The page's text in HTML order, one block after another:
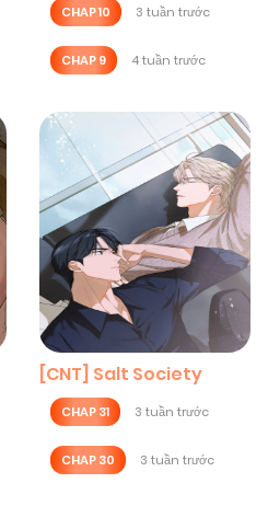
CHAP 10 3 tuần trước
CHAP 9 4 tuần trước
[CNT] Salt Society
CHAP 31 3 tuần trước
CHAP 30 3 tuần trước